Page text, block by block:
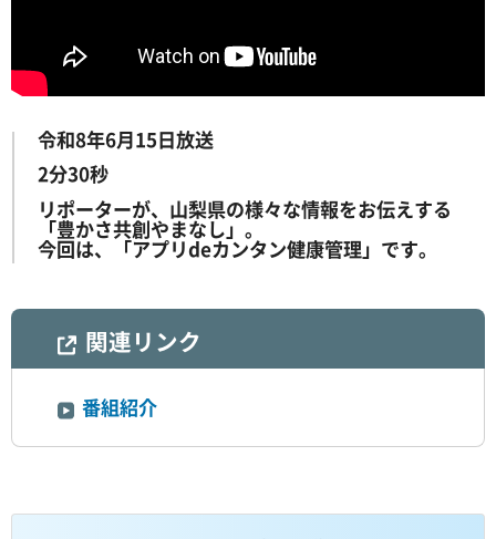
令和8年6月15日放送
2分30秒
リポーターが、山梨県の様々な情報をお伝えする
「豊かさ共創やまなし」。
今回は、「アプリdeカンタン健康管理」です。
関連リンク
番組紹介